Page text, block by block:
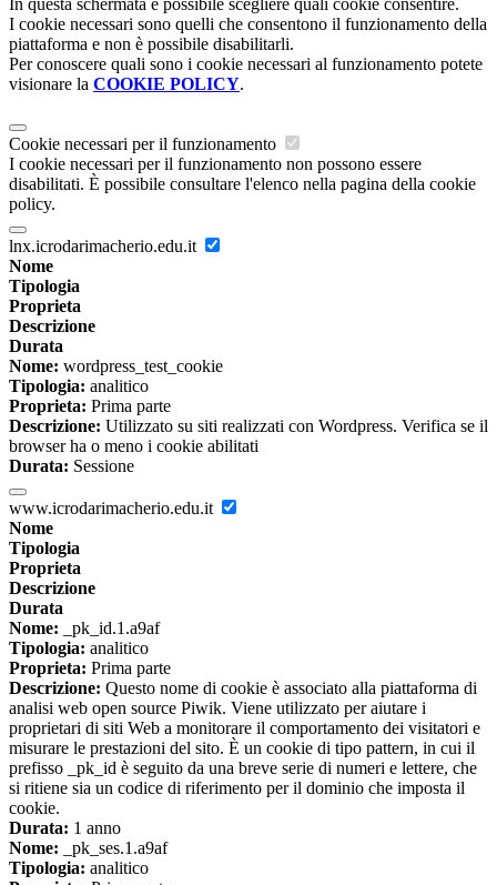
In questa schermata è possibile scegliere quali cookie consentire.
I cookie necessari sono quelli che consentono il funzionamento della
piattaforma e non è possibile disabilitarli.
Per conoscere quali sono i cookie necessari al funzionamento potete
visionare la COOKIE POLICY.
Cookie necessari per il funzionamento
I cookie necessari per il funzionamento non possono essere
disabilitati. È possibile consultare l'elenco nella pagina della cookie
policy.
lnx.icrodarimacherio.edu.it
Nome
Tipologia
Proprieta
Descrizione
Durata
Nome: wordpress_test_cookie
Tipologia: analitico
Proprieta: Prima parte
Descrizione: Utilizzato su siti realizzati con Wordpress. Verifica se il
browser ha o meno i cookie abilitati
Durata: Sessione
www.icrodarimacherio.edu.it
Nome
Tipologia
Proprieta
Descrizione
Durata
Nome: _pk_id.1.a9af
Tipologia: analitico
Proprieta: Prima parte
Descrizione: Questo nome di cookie è associato alla piattaforma di
analisi web open source Piwik. Viene utilizzato per aiutare i
proprietari di siti Web a monitorare il comportamento dei visitatori e
misurare le prestazioni del sito. È un cookie di tipo pattern, in cui il
prefisso _pk_id è seguito da una breve serie di numeri e lettere, che
si ritiene sia un codice di riferimento per il dominio che imposta il
cookie.
Durata: 1 anno
Nome: _pk_ses.1.a9af
Tipologia: analitico